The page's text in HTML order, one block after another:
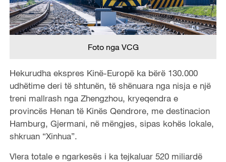
Foto nga VCG
Hekurudha ekspres Kinë-Europë ka bërë 130.000
udhëtime deri të shtunën, të shënuara nga nisja e një
treni mallrash nga Zhengzhou, kryeqendra e
provincës Henan të Kinës Qendrore, me destinacion
Hamburg, Gjermani, në mëngjes, sipas kohës lokale,
shkruan “Xinhua”.
Vlera totale e ngarkesës i ka tejkaluar 520 miliardë